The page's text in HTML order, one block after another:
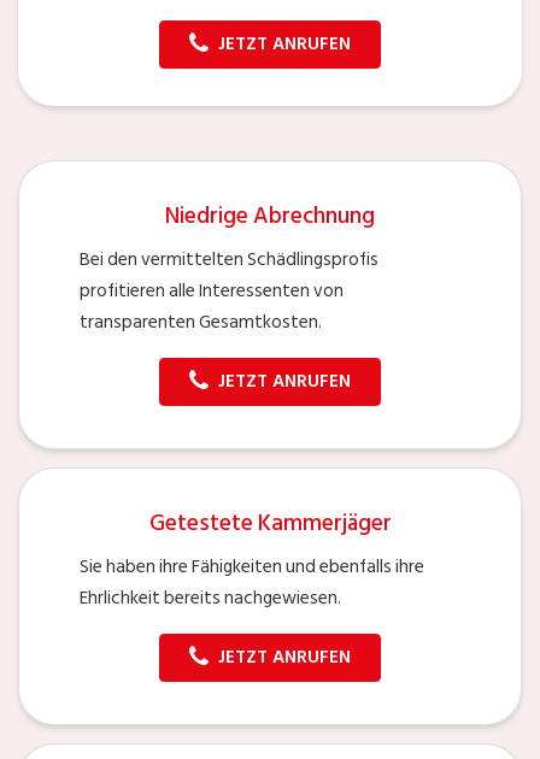
JETZT ANRUFEN
Niedrige Abrechnung
Bei den vermittelten Schädlingsprofis
profitieren alle Interessenten von
transparenten Gesamtkosten.
JETZT ANRUFEN
Getestete Kammerjäger
Sie haben ihre Fähigkeiten und ebenfalls ihre
Ehrlichkeit bereits nachgewiesen.
JETZT ANRUFEN